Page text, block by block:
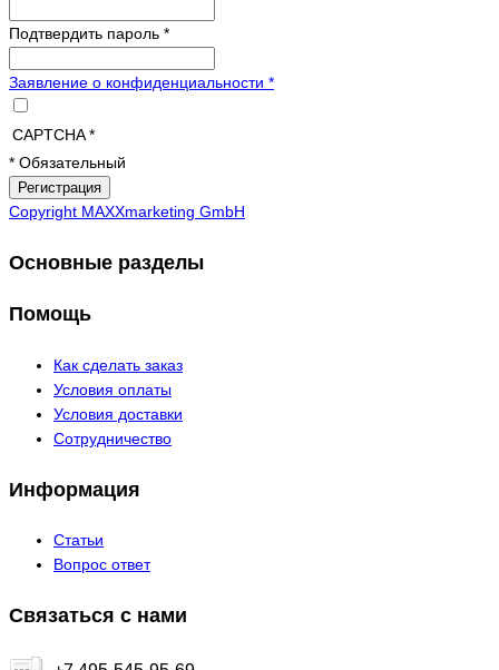
Подтвердить пароль *
Заявление о конфиденциальности *
CAPTCHA*
* Обязательный
Copyright MAXXmarketing GmbH
Основные разделы
Помощь
Как сделать заказ
Условия оплаты
Условия доставки
Сотрудничество
Информация
Статьи
Вопрос ответ
Связаться с нами